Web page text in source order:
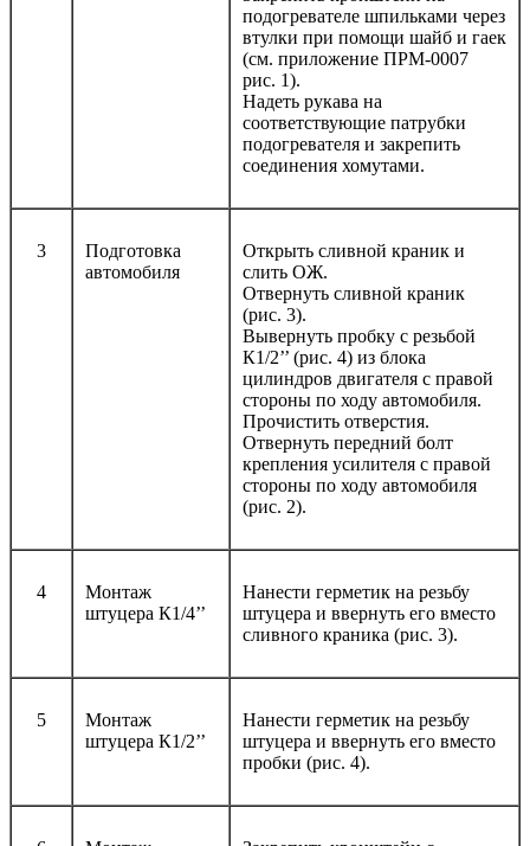
подогревателе шпильками через
втулки при помощи шайб и гаек
(см. приложение ПРМ-0007
рис. 1).
Надеть рукава на
соответствующие патрубки
подогревателя и закрепить
соединения хомутами.
3
Подготовка
автомобиля
Открыть сливной краник и
слить ОЖ.
Отвернуть сливной краник
(рис. 3).
Вывернуть пробку с резьбой
К1/2’’ (рис. 4) из блока
цилиндров двигателя с правой
стороны по ходу автомобиля.
Прочистить отверстия.
Отвернуть передний болт
крепления усилителя с правой
стороны по ходу автомобиля
(рис. 2).
4
Монтаж
штуцера К1/4’’
Нанести герметик на резьбу
штуцера и ввернуть его вместо
сливного краника (рис. 3).
5
Монтаж
штуцера К1/2’’
Нанести герметик на резьбу
штуцера и ввернуть его вместо
пробки (рис. 4).